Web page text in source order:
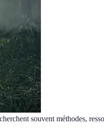
souvent méthodes,